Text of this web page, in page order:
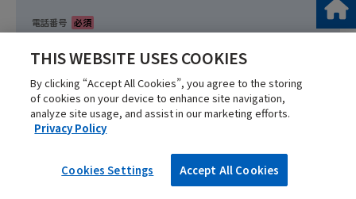
電話番号 必須
※日中つながりやすい電話番号をご入力ください。
導入検討時期 必須
※現時点でのおおよその想定で構いませんので、お選びください。
オークマでは製品や技術、展示会などの情報をメールマガジンにて定期的
THIS WEBSITE USES COOKIES
By clicking “Accept All Cookies”, you agree to the storing
of cookies on your device to enhance site navigation,
analyze site usage, and assist in our marketing efforts.
Privacy Policy
Cookies Settings Accept All Cookies